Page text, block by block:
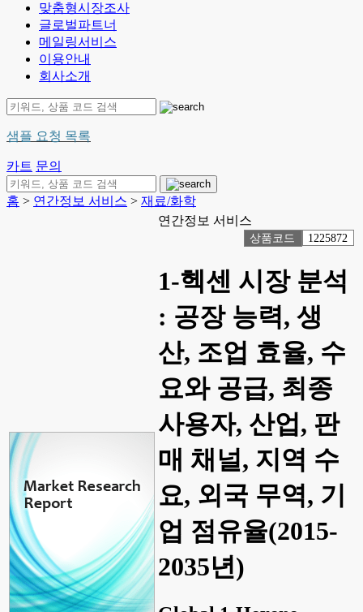
맞춤형시장조사
글로벌파트너
메일링서비스
이용안내
회사소개
샘플 요청 목록
카트 문의
홈 > 연간정보 서비스 > 재료/화학
연간정보 서비스
상품코드 1225872
1-헥센 시장 분석
: 공장 능력, 생
산, 조업 효율, 수
요와 공급, 최종
사용자, 산업, 판
매 채널, 지역 수
요, 외국 무역, 기
업 점유율(2015-
2035년)